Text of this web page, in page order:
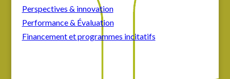
Perspectives & innovation
Performance & Évaluation
Financement et programmes incitatifs